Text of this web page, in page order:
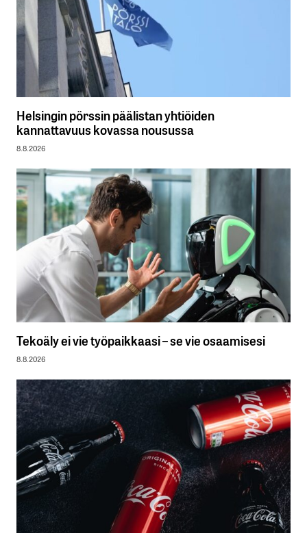
Helsingin pörssin päälistan yhtiöiden
kannattavuus kovassa nousussa
8.8.2026
Tekoäly ei vie työpaikkaasi – se vie osaamisesi
8.8.2026